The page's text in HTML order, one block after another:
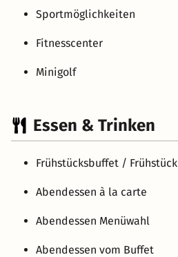
Sportmöglichkeiten
Fitnesscenter
Minigolf
Essen & Trinken
Frühstücksbuffet / Frühstück
Abendessen à la carte
Abendessen Menüwahl
Abendessen vom Buffet